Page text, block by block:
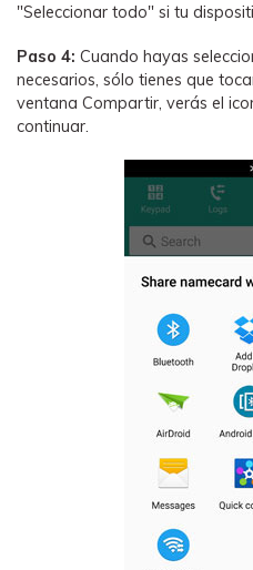
"Seleccionar todo" si tu
Paso 4: Cuando hayas
necesarios, sólo tienes que
ventana Compartir, verás el
continuar.